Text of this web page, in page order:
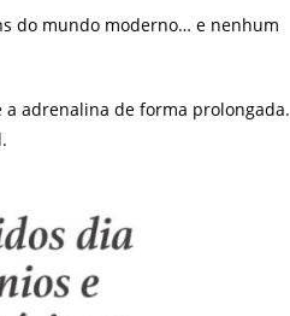
do mundo moderno… e nenhum
a adrenalina de forma prolongada.